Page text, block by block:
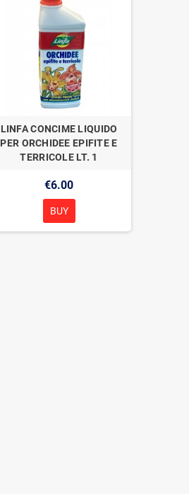
LINFA CONCIME LIQUIDO
PER ORCHIDEE EPIFITE E
TERRICOLE LT. 1
€6.00
BUY